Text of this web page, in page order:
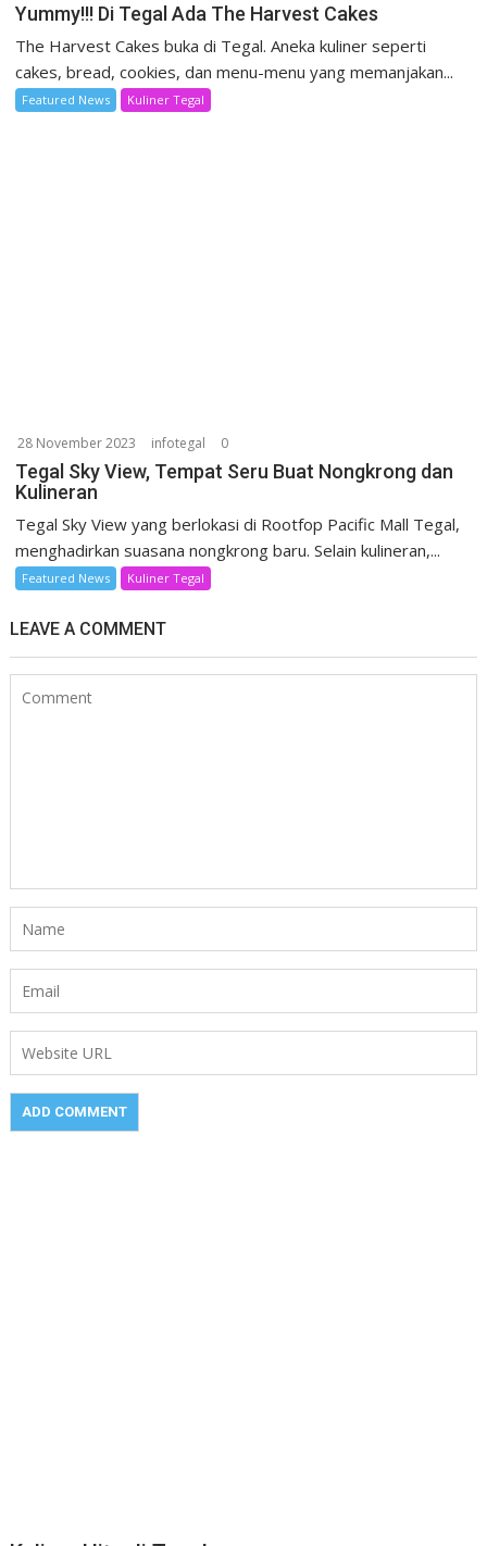
Yummy!!! Di Tegal Ada The Harvest Cakes
The Harvest Cakes buka di Tegal. Aneka kuliner seperti
cakes, bread, cookies, dan menu-menu yang memanjakan...
Featured News Kuliner Tegal
28 November 2023 infotegal 0
Tegal Sky View, Tempat Seru Buat Nongkrong dan
Kulineran
Tegal Sky View yang berlokasi di Rootfop Pacific Mall Tegal,
menghadirkan suasana nongkrong baru. Selain kulineran,...
Featured News Kuliner Tegal
LEAVE A COMMENT